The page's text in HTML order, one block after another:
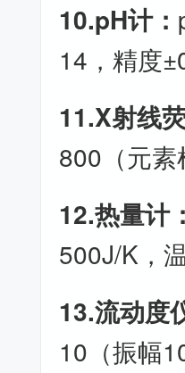
10.pH计：
14，精度
11.X射线
800（元
12.热量计：
500J/K，
13.流动度
10（振幅